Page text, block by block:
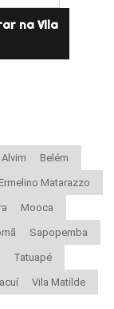
na Vila
Belém
Ermelino Matarazzo
Mooca
Sapopemba
Tatuapé
Vila Matilde